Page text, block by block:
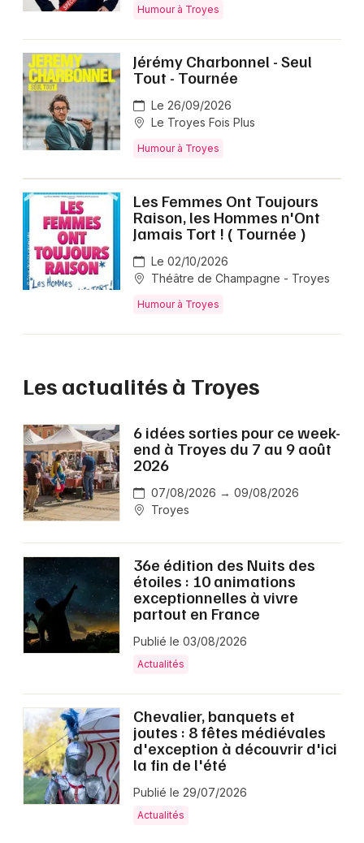
Humour à Troyes
Jérémy Charbonnel - Seul
Tout - Tournée
Le 26/09/2026
Le Troyes Fois Plus
Humour à Troyes
Les Femmes Ont Toujours
Raison, les Hommes n'Ont
Jamais Tort ! ( Tournée )
Le 02/10/2026
Théâtre de Champagne - Troyes
Humour à Troyes
Les actualités à Troyes
6 idées sorties pour ce week-
end à Troyes du 7 au 9 août
2026
07/08/2026 → 09/08/2026
Troyes
36e édition des Nuits des
étoiles : 10 animations
exceptionnelles à vivre
partout en France
Publié le 03/08/2026
Actualités
Chevalier, banquets et
joutes : 8 fêtes médiévales
d'exception à découvrir d'ici
la fin de l'été
Publié le 29/07/2026
Actualités